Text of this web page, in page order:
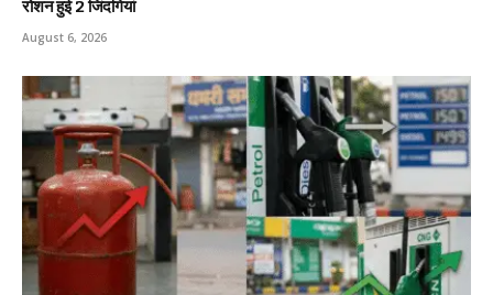
रोशन हुई 2 जिंदगियां
August 6, 2026